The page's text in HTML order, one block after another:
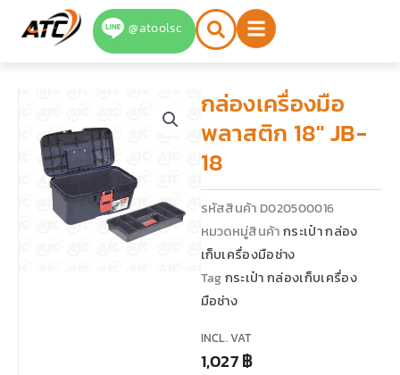
@atoolsc
กล่องเครื่องมือ
พลาสติก 18″ JB-
18
รหัสสินค้า D020500016
หมวดหมู่สินค้ากระเป๋า กล่อง
เก็บเครื่องมือช่าง
Tagกระเป๋า กล่องเก็บเครื่อง
มือช่าง
INCL. VAT
1,027฿